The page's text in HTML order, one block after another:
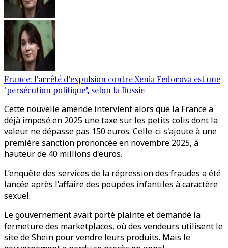
France: l'arrêté d'expulsion contre Xenia Fedorova est une
"persécution politique", selon la Russie
Cette nouvelle amende intervient alors que la France a
déjà imposé en 2025 une taxe sur les petits colis dont la
valeur ne dépasse pas 150 euros. Celle-ci s'ajoute à une
première sanction prononcée en novembre 2025, à
hauteur de 40 millions d'euros.
L’enquête des services de la répression des fraudes a été
lancée après l’affaire des poupées infantiles à caractère
sexuel.
Le gouvernement avait porté plainte et demandé la
fermeture des marketplaces, où des vendeurs utilisent le
site de Shein pour vendre leurs produits. Mais le